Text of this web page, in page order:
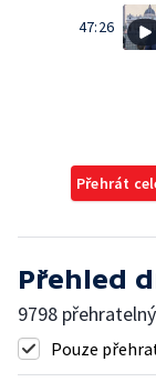
47:26
Přehrát
Přehled
9798
Pouze